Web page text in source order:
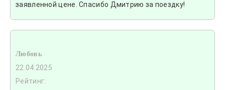
заявленной цене. Спасибо Дмитрию за поездку!
Любовь
22.04.2025
Рейтинг: